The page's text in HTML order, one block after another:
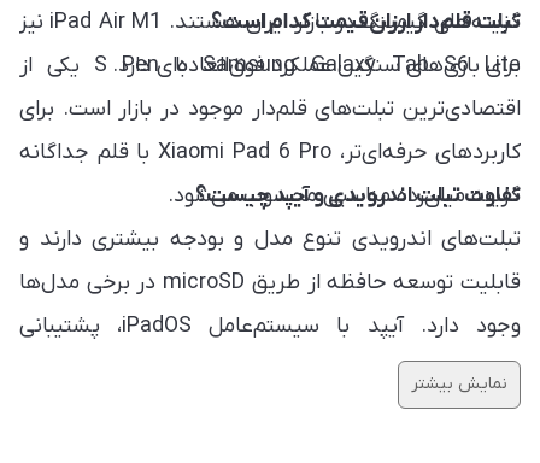
گزینه‌های گیمینگ در بازار ایران هستند. iPad Air M1 نیز
برای بازی‌های سنگین عملکرد فوق‌العاده‌ای دارد.
تبلت قلم‌دار ارزان‌قیمت کدام است؟
Samsung Galaxy Tab S6 Lite با S Pen یکی از
اقتصادی‌ترین تبلت‌های قلم‌دار موجود در بازار است. برای
کاربردهای حرفه‌ای‌تر، Xiaomi Pad 6 Pro با قلم جداگانه
گزینه میان‌رده مناسبی محسوب می‌شود.
تفاوت تبلت اندرویدی و آیپد چیست؟
تبلت‌های اندرویدی تنوع مدل و بودجه بیشتری دارند و
قابلیت توسعه حافظه از طریق microSD در برخی مدل‌ها
وجود دارد. آیپد با سیستم‌عامل iPadOS، پشتیبانی
نرم‌افزاری طولانی‌مدت، کیفیت ساخت بالاتر و اکوسیستم
یکپارچه اپل در رده قیمتی بالاتر قرار می‌گیرد.
نمایش بیشتر